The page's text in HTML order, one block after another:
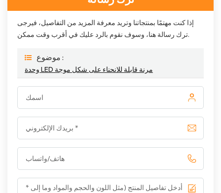
إذا كنت مهتمًا بمنتجاتنا وتريد معرفة المزيد من التفاصيل، فيرجى
ترك رسالة هنا، وسوف نقوم بالرد عليك في أقرب وقت ممكن.
موضوع :
وحدة LED مرنة قابلة للانحناء على شكل موجة